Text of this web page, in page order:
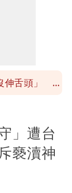
袖緊急送醫
伸舌頭」 連
文下台：認
明晨 北部風
」遭台
褻瀆神